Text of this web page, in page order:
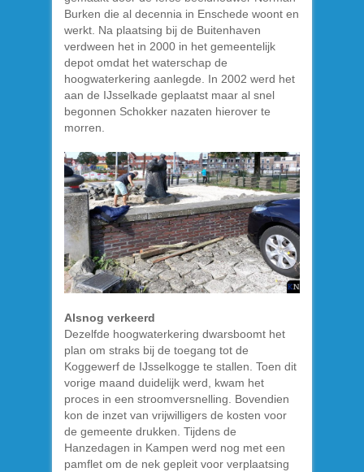
Burken die al decennia in Enschede woont en
werkt. Na plaatsing bij de Buitenhaven
verdween het in 2000 in het gemeentelijk
depot omdat het waterschap de
hoogwaterkering aanlegde. In 2002 werd het
aan de IJsselkade geplaatst maar al snel
begonnen Schokker nazaten hierover te
morren.
Alsnog verkeerd
Dezelfde hoogwaterkering dwarsboomt het
plan om straks bij de toegang tot de
Koggewerf de IJsselkogge te stallen. Toen dit
vorige maand duidelijk werd, kwam het
proces in een stroomversnelling. Bovendien
kon de inzet van vrijwilligers de kosten voor
de gemeente drukken. Tijdens de
Hanzedagen in Kampen werd nog met een
pamflet om de nek gepleit voor verplaatsing